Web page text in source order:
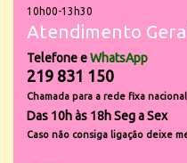
10h00-13h30
Atendimento
Telefone eWhatsApp
219 831 150
Chamada para a rede fixa nacional
Das 10h às 18h Seg a Sex
Caso não consiga ligação deixe